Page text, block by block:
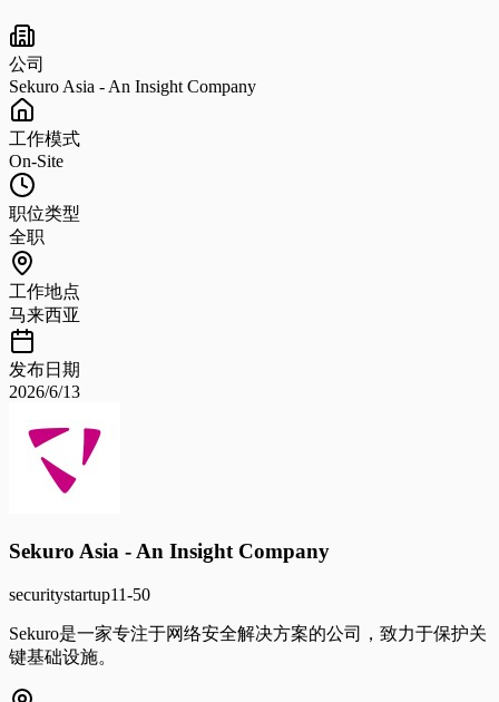
公司
Sekuro Asia - An Insight Company
工作模式
On-Site
职位类型
全职
工作地点
马来西亚
发布日期
2026/6/13
Sekuro Asia - An Insight Company
securitystartup11-50
Sekuro是一家专注于网络安全解决方案的公司，致力于保护关
键基础设施。